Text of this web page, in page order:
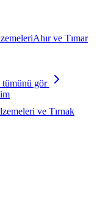
Ahır ve Tımar
tümünü gör
ve Tırnak